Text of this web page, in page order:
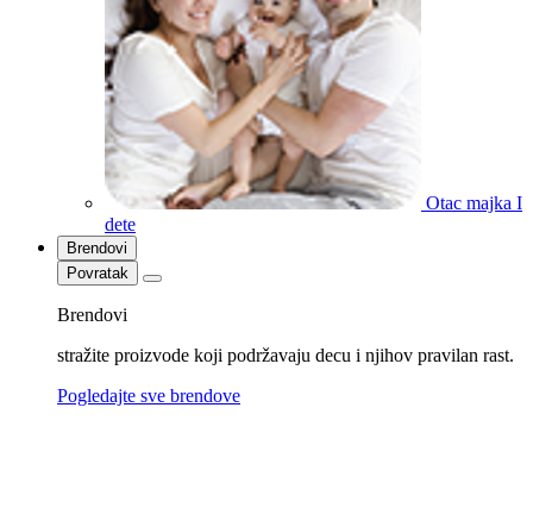
Otac majka I
dete
Brendovi
Povratak
Brendovi
stražite proizvode koji podržavaju decu i njihov pravilan rast.
Pogledajte sve brendove